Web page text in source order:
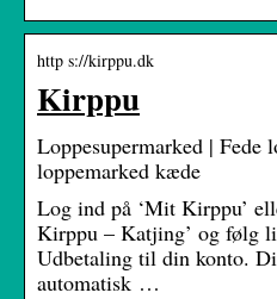
http s://kirppu.dk
Kirppu
Loppesupermarked | Fede
loppemarked kæde
Log ind på ‘Mit Kirppu’
Kirppu – Katjing’ og følg
Udbetaling til din konto.
automatisk …